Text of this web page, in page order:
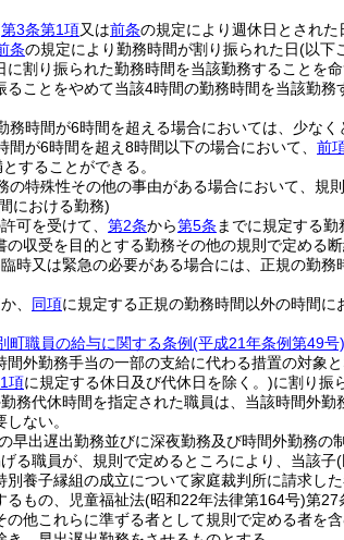
第3条第1項又は前条の規定により週休日とされ
条の規定により勤務時間が割り振られた日(以下
に割り振られた勤務時間を当該勤務することを
ことをやめて当該4時間の勤務時間を当該勤務
務時間が6時間を超える場合においては、少な
が6時間を超え8時間以下の場合において、 前
することができる。
の特殊性その他の事由がある場合において、規
における勤務)
可を受けて、 第2条から第5条 までに規定する勤
収受を目的とする勤務その他の規則で定める
時又は緊急の必要がある場合には、正規の勤務
、 同項に規定する正規の勤務時間以外の時間に
町職員の給与に関する条例(平成21年条例第49号)
間外勤務手当の一部の支給に代わる措置の対象
項に規定する休日及び代休日を除く。)に割り振
務代休時間を指定された職員は、当該時間外
ない。
早出遅出勤務並びに深夜勤務及び時間外勤務の
る職員が、規則で定めるところにより、当該子
別養子縁組の成立について家庭裁判所に請求し
るもの、児童福祉法(昭和22年法律第164号)第27
の他これらに準ずる者として規則で定める者を